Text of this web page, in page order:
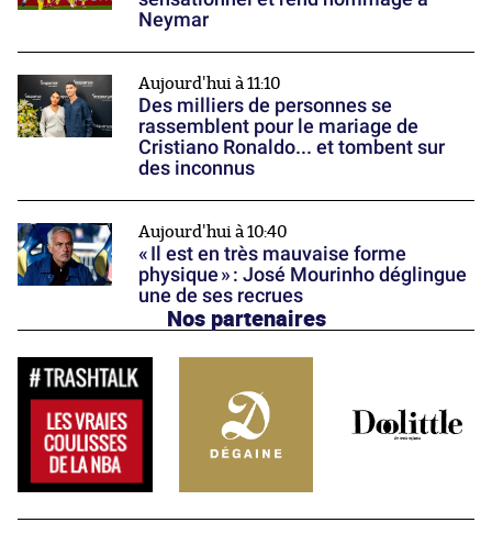
Neymar
Aujourd'hui à 11:10
Des milliers de personnes se
rassemblent pour le mariage de
Cristiano Ronaldo... et tombent sur
des inconnus
Aujourd'hui à 10:40
« Il est en très mauvaise forme
physique » : José Mourinho déglingue
une de ses recrues
Nos partenaires